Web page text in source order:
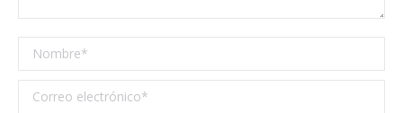
Nombre *
Correo electrónico *